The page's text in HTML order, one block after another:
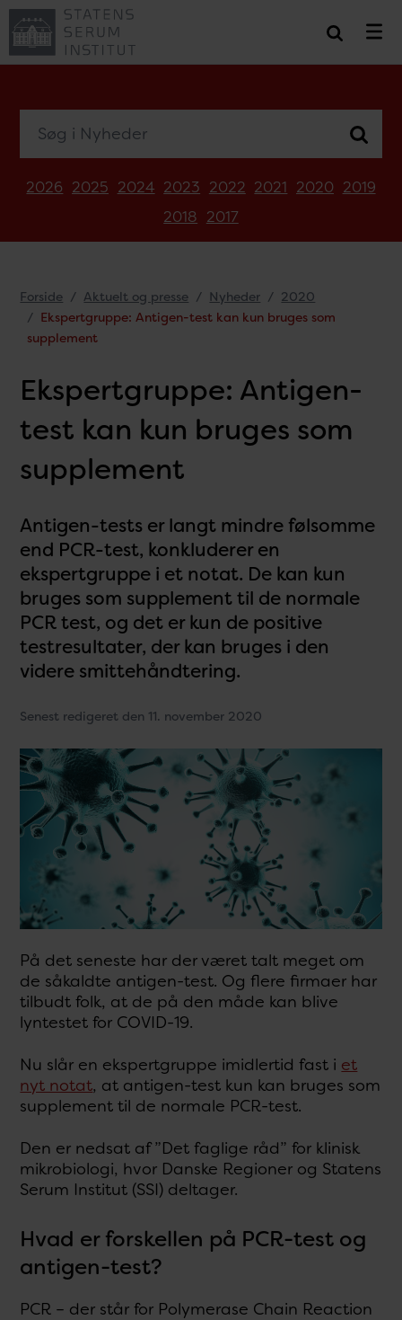
2026 2025 2024 2023 2022 2021 2020 2019
2018 2017
Forside Aktuelt og presse Nyheder
2020
Ekspertgruppe: Antigen-test kan kun bruges som
supplement
Ekspertgruppe: Antigen-
test kan kun bruges som
supplement
Antigen-tests er langt mindre følsomme
end PCR-test, konkluderer en
ekspertgruppe i et notat. De kan kun
bruges som supplement til de normale
PCR test, og det er kun de positive
testresultater, der kan bruges i den
videre smittehåndtering.
Senest redigeret den 11. november 2020
På det seneste har der været talt meget om
de såkaldte antigen-test. Og flere firmaer har
tilbudt folk, at de på den måde kan blive
lyntestet for COVID-19.
Nu slår en ekspertgruppe imidlertid fast i et
nyt notat, at antigen-test kun kan bruges som
supplement til de normale PCR-test.
Den er nedsat af ”Det faglige råd” for klinisk
mikrobiologi, hvor Danske Regioner og Statens
Serum Institut (SSI) deltager.
Hvad er forskellen på PCR-test og
antigen-test?
PCR – der står for Polymerase Chain Reaction